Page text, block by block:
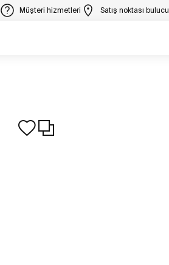
Müşteri hizmetleri Satış noktası bulucu